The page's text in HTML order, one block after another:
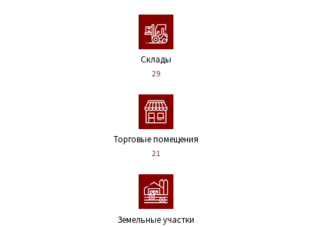
Склады
29
Торговые помещения
21
Земельные участки